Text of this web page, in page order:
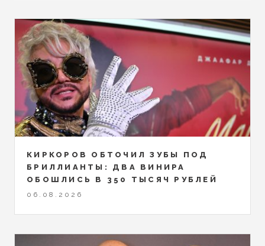
КИРКОРОВ ОБТОЧИЛ ЗУБЫ ПОД
БРИЛЛИАНТЫ: ДВА ВИНИРА
ОБОШЛИСЬ В 350 ТЫСЯЧ РУБЛЕЙ
06.08.2026